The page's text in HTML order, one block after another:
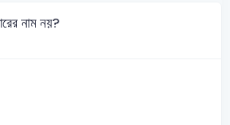
নাম নয়?